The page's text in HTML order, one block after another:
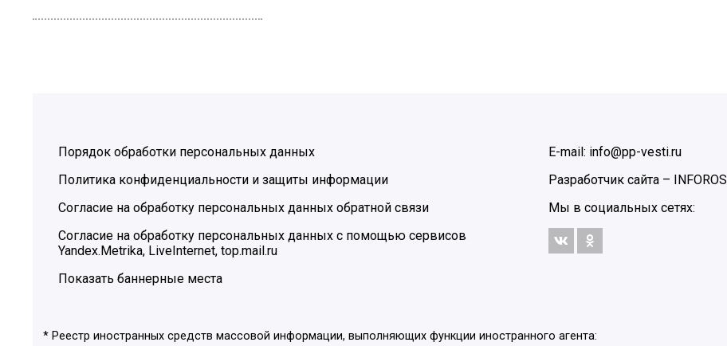
Порядок обработки персональных данных
Политика конфиденциальности и защиты информации
Согласие на обработку персональных данных обратной связи
Согласие на обработку персональных данных с помощью сервисов
Yandex.Metrika, LiveInternet, top.mail.ru
Показать баннерные места
E-mail: info@pp-vesti.ru
Разработчик сайта –
INFOROS
Мы в социальных сетях:
* Реестр иностранных средств массовой информации, выполняющих функции иностранного агента: